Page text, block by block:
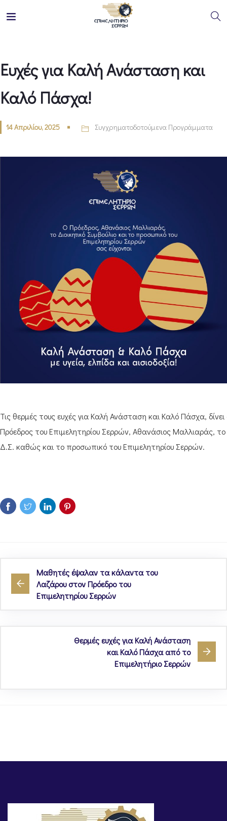
Ευχές για Καλή Ανάσταση και
Καλό Πάσχα!
14 Απριλίου, 2025 Συγχρηματοδοτούμενα Προγράμματα
Τις θερμές τους ευχές για Καλή Ανάσταση και Καλό Πάσχα, δίνει
Πρόεδρος του Επιμελητηρίου Σερρών, Αθανάσιος Μαλλιαράς, το
Δ.Σ. καθώς και το προσωπικό του Επιμελητηρίου Σερρών.
Μαθητές έψαλαν τα κάλαντα του
Λαζάρου στον Πρόεδρο του
Επιμελητηρίου Σερρών
Θερμές ευχές για Καλή Ανάσταση
και Καλό Πάσχα από το
Επιμελητήριο Σερρών